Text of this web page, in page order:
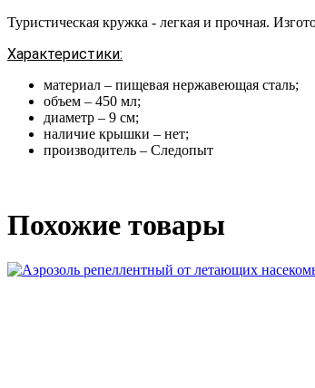
Туристическая кружка - легкая и прочная.
Характеристики:
материал – пищевая нержавеющая сталь;
объем – 450 мл;
диаметр – 9 см;
наличие крышки – нет;
производитель – Следопыт
Похожие товары